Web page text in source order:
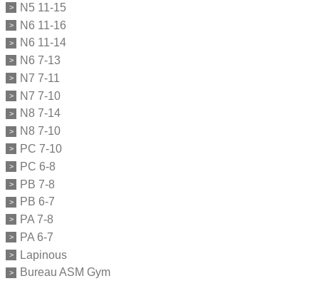
N5 11-15
N6 11-16
N6 11-14
N6 7-13
N7 7-11
N7 7-10
N8 7-14
N8 7-10
PC 7-10
PC 6-8
PB 7-8
PB 6-7
PA 7-8
PA 6-7
Lapinous
Bureau ASM Gym